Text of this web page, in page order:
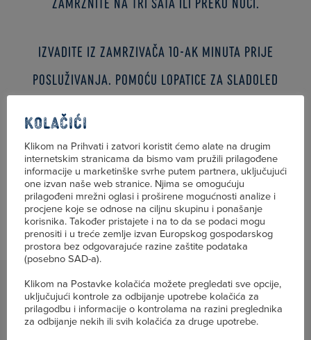
Izvadite iz zamrzivača 10-ak minuta prije
posluživanja. Pomoću lopatice za sladoled
kornet ili u zdjelici. Prelijte ih čokoladnih
preljevom ili po želji.
Kolačići
Klikom na Prihvati i zatvori koristit ćemo alate na drugim
internetskim stranicama da bismo vam pružili prilagođene
informacije u marketinške svrhe putem partnera, uključujući
one izvan naše web stranice. Njima se omogućuju
prilagođeni mrežni oglasi i proširene mogućnosti analize i
procjene koje se odnose na ciljnu skupinu i ponašanje
korisnika. Također pristajete i na to da se podaci mogu
prenositi i u treće zemlje izvan Europskog gospodarskog
prostora bez odgovarajuće razine zaštite podataka
(posebno SAD-a).
Klikom na Postavke kolačića možete pregledati sve opcije,
uključujući kontrole za odbijanje upotrebe kolačića za
prilagodbu i informacije o kontrolama na razini preglednika
za odbijanje nekih ili svih kolačića za druge upotrebe.